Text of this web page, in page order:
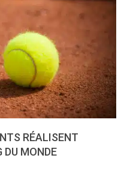
RÉALISENT
DU MONDE